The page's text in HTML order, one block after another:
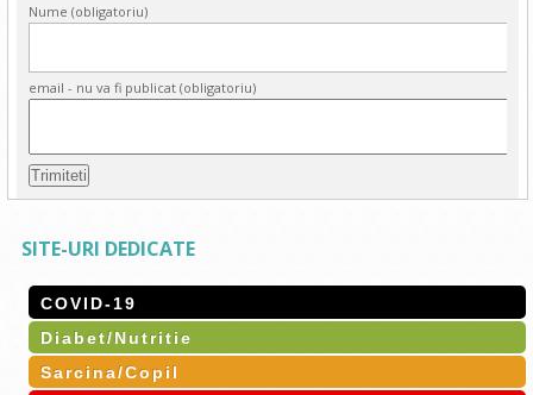
Nume (obligatoriu)
email - nu va fi publicat (obligatoriu)
SITE-URI DEDICATE
COVID-19
Diabet/Nutritie
Sarcina/Copil